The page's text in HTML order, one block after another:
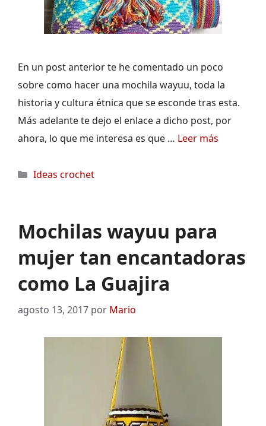
En un post anterior te he comentado un poco
sobre como hacer una mochila wayuu, toda la
historia y cultura étnica que se esconde tras esta.
Más adelante te dejo el enlace a dicho post, por
ahora, lo que me interesa es que … Leer más
Categorías
Ideas crochet
Mochilas wayuu para
mujer tan encantadoras
como La Guajira
agosto 13, 2017 por Mario